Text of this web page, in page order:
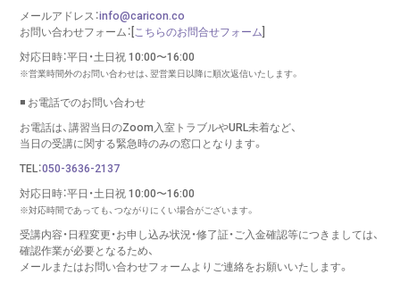
メールアドレス：info@caricon.co
お問い合わせフォーム：[こちらのお問合せフォーム]
対応日時：平日・土日祝 10:00〜16:00
※営業時間外のお問い合わせは、翌営業日以降に順次返信いたします。
◾️ お電話でのお問い合わせ
お電話は、講習当日のZoom入室トラブルやURL未着など、
当日の受講に関する緊急時のみの窓口となります。
TEL：050-3636-2137
対応日時：平日・土日祝 10:00〜16:00
※対応時間であっても、つながりにくい場合がございます。
受講内容・日程変更・お申し込み状況・修了証・ご入金確認等につきましては、
確認作業が必要となるため、
メールまたはお問い合わせフォームより ご連絡をお願いいたします。